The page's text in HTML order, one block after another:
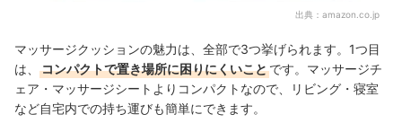
出典： amazon.co.jp
マッサージクッションの魅力は、全部で3つ挙げられます。1つ目
は、
コンパクトで置き場所に困りにくいことです。マッサージチ
ェア・マッサージシートよりコンパクトなので、リビング・寝室
など自宅内での持ち運びも簡単にできます。